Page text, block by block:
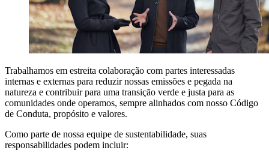
Trabalhamos em estreita colaboração com partes interessadas
internas e externas para reduzir nossas emissões e pegada na
natureza e contribuir para uma transição verde e justa para as
comunidades onde operamos, sempre alinhados com nosso Código
de Conduta, propósito e valores.
Como parte de nossa equipe de sustentabilidade, suas
responsabilidades podem incluir: